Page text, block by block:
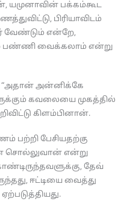
யமுனாவின் பக்கம்கூட
பிரியாவிடம்
வேண்டும் என்றே,
பண்ணி வைக்கலாம் என்று
“அதான் அன்னிக்கே
கவலையை முகத்தில்
கிளம்பினான்.
பற்றி பேசியதற்கு
சொல்லுவான் என்று
தேவ்
ஈட்டியை வைத்து